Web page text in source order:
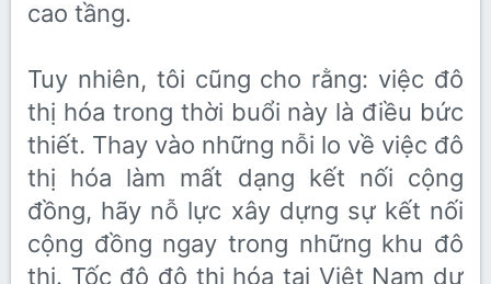
cao tầng.
Tuy nhiên, tôi cũng cho rằng: việc đô
thị hóa trong thời buổi này là điều bức
thiết. Thay vào những nỗi lo về việc đô
thị hóa làm mất dạng kết nối cộng
đồng, hãy nỗ lực xây dựng sự kết nối
cộng đồng ngay trong những khu đô
thị. Tốc độ đô thị hóa tại Việt Nam dự